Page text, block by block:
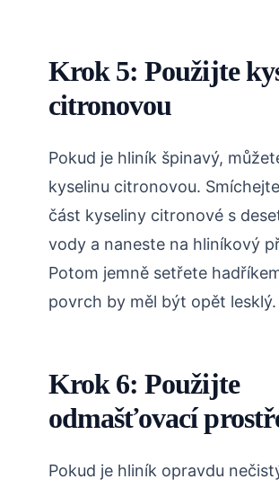
Krok 5: Použijte
citronovou
Pokud je hliník špinavý,
kyselinu citronovou.
část kyseliny citronové s
vody a naneste na hliníkový
Potom jemně setřete
povrch by měl být opět lesklý.
Krok 6: Použijte
odmašťovací
Pokud je hliník opravdu